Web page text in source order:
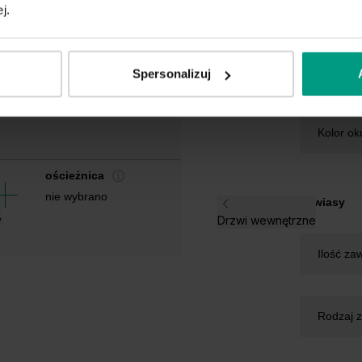
Spersonalizuj
Drzwi wewnętrzne
ościeżnica
nie wybrano
Kolor
Zawiasy
Ilość
Rodzaj